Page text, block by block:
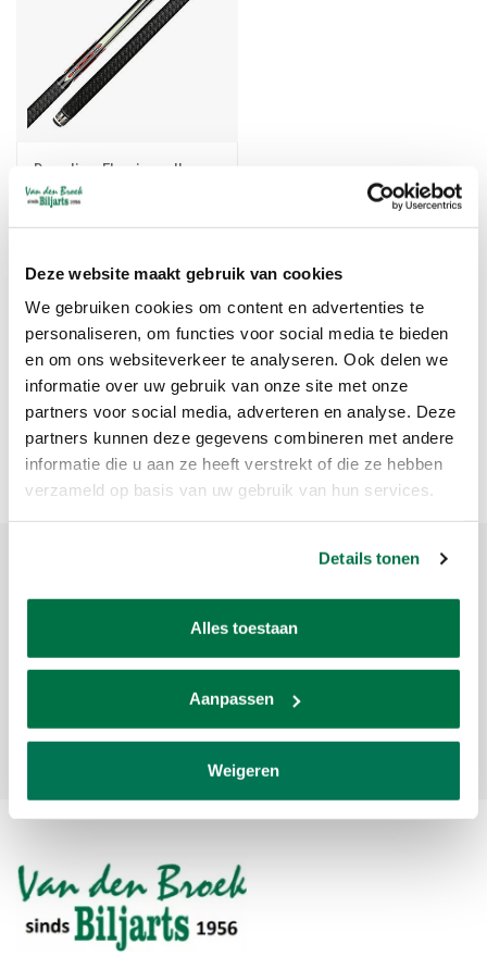
Deze website maakt gebruik van cookies
We gebruiken cookies om content en advertenties te
personaliseren, om functies voor social media te bieden
en om ons websiteverkeer te analyseren. Ook delen we
informatie over uw gebruik van onze site met onze
partners voor social media, adverteren en analyse. Deze
partners kunnen deze gegevens combineren met andere
informatie die u aan ze heeft verstrekt of die ze hebben
verzameld op basis van uw gebruik van hun services.
Details tonen
Alles toestaan
Aanpassen
Weigeren
Renzline Flamingo II -
model 3
€145,00
Standard 1
Flamingo pool signaler
Alle flamingo pool signaler i træk
Tilmeld dig vores nyhedsbrev
Get the latest updates, news and product offers via email
Tilmeld